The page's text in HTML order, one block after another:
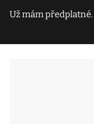
Už mám předplatné.